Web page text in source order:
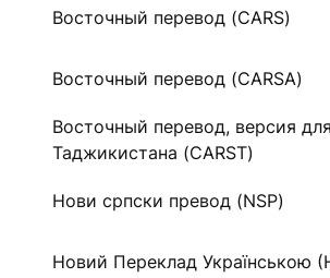
Восточный перевод (CARS)
Восточный перевод (CARSA)
Восточный перевод, версия для
Таджикистана (CARST)
Нови српски превод (NSP)
Новий Переклад Українською